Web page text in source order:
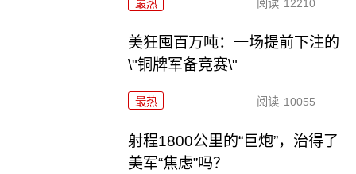
最热 阅读 12210
美狂囤百万吨：一场提前下注的
\"铜牌军备竞赛\"
最热 阅读 10055
射程1800公里的“巨炮”，治得了
美军“焦虑”吗？